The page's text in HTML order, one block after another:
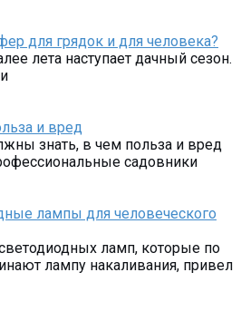
для грядок и для человека?
лета наступает дачный сезон.
и вред
знать, в чем польза и вред
садовники
лампы для человеческого
ламп, которые по
лампу накаливания, привел